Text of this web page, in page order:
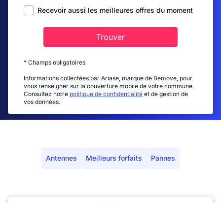
Recevoir aussi les meilleures offres du moment
Trouver
* Champs obligatoires
Informations collectées par Ariase, marque de Bemove, pour
vous renseigner sur la couverture mobile de votre commune.
Consultez notre politique de confidentialité et de gestion de
vos données.
Antennes Meilleurs forfaits Pannes